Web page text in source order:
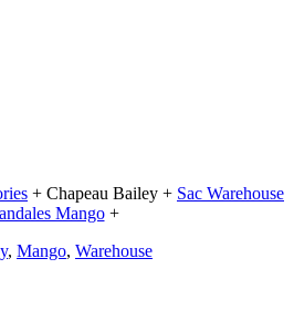
+ Chapeau Bailey + Sac Warehouse
Mango+
, Mango, Warehouse